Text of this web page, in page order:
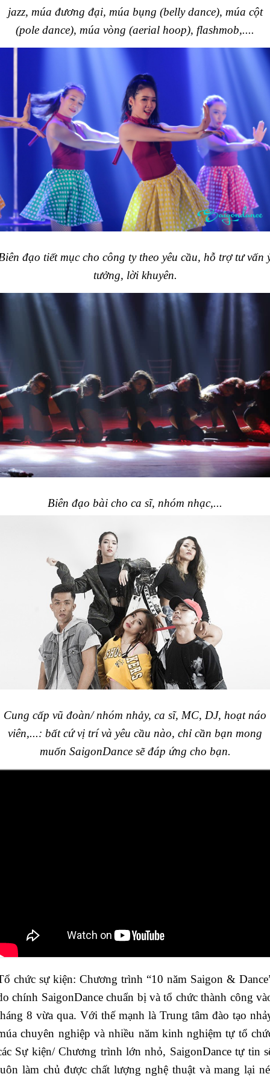
jazz, múa đương đại, múa bụng (belly dance), múa cột
(pole dance), múa vòng (aerial hoop), flashmob,....
đạo tiết mục cho công ty theo yêu cầu, hỗ trợ tư vấn
tưởng, lời khuyên.
Biên đạo bài cho ca sĩ, nhóm nhạc,...
Cung cấp vũ đoàn/ nhóm nhảy, ca sĩ, MC, DJ, hoạt náo
viên,...: bất cứ vị trí và yêu cầu nào, chỉ cần bạn mong
muốn SaigonDance sẽ đáp ứng cho bạn.
chức sự kiện: Chương trình “10 năm Saigon &
chính SaigonDance chuẩn bị và tổ chức thành công
8 vừa qua. Với thế mạnh là Trung tâm đào tạo
chuyên nghiệp và nhiều năm kinh nghiệm tự tổ
Sự kiện/ Chương trình lớn nhỏ, SaigonDance tự tin
làm chủ được chất lượng nghệ thuật và mang lại